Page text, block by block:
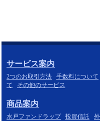
サービス案内
2つのお取引方法 手数料について
て
その他のサービス
商品案内
水戸ファンドラップ 投資信託